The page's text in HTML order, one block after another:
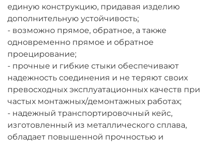
единую конструкцию, придавая изделию
дополнительную устойчивость;
- возможно прямое, обратное, а также
одновременно прямое и обратное
проецирование;
- прочные и гибкие стыки обеспечивают
надежность соединения и не теряют своих
превосходных эксплуатационных качеств при
частых монтажных/демонтажных работах;
- надежный транспортировочный кейс,
изготовленный из металлического сплава,
обладает повышенной прочностью и